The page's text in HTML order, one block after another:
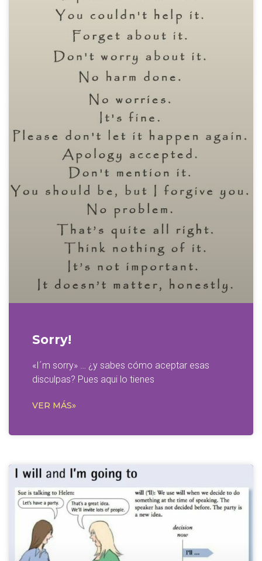
Sorry!
«I´m sorry» … ¿y sabes cómo aceptar esas
disculpas? Pues aqui lo tienes
VER MÁS»